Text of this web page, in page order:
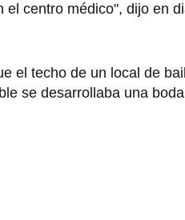
centro médico", dijo en
el techo de un local de
se desarrollaba una